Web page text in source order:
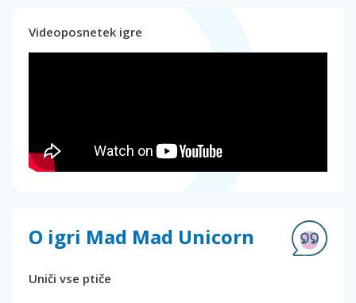
Videoposnetek igre
O igri Mad Mad Unicorn
Uniči vse ptiče